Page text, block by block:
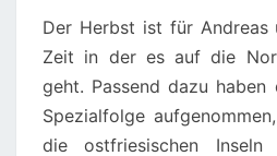
Der Herbst ist für Andreas
Zeit in der es auf die
geht. Passend dazu
Spezialfolge
die ostfriesischen